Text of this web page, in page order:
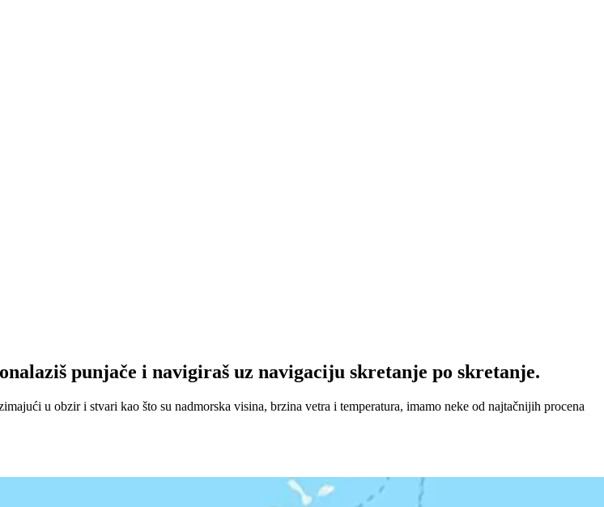
punjače i navigiraš uz navigaciju skretanje po skretanje.
u obzir i stvari kao što su nadmorska visina, brzina vetra i temperatura, imamo neke od najtačnijih procena